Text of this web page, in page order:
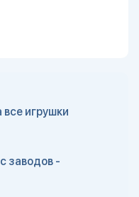
игрушки
заводов -